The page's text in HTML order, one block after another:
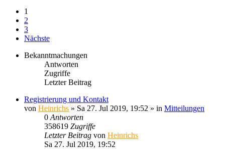
1
2
3
Nächste
Bekanntmachungen
Antworten
Zugriffe
Letzter Beitrag
Registrierung und Kontakt
von Heinrichs » Sa 27. Jul 2019, 19:52 » in Mitteilungen
0 Antworten
358619 Zugriffe
Letzter Beitrag von Heinrichs
Sa 27. Jul 2019, 19:52